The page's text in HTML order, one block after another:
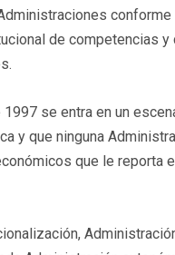
de competencias y
se entra en un
y que ninguna
que le reporta